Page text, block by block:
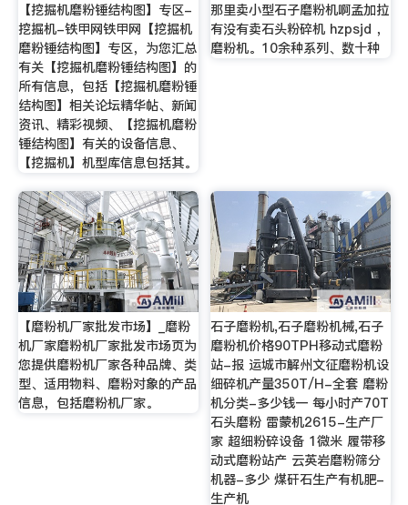
【挖掘机磨粉锤结构图】专区-
挖掘机-铁甲网铁甲网【挖掘机
磨粉锤结构图】专区，为您汇总
有关【挖掘机磨粉锤结构图】的
所有信息，包括【挖掘机磨粉锤
结构图】相关论坛精华帖、新闻
资讯、精彩视频、【挖掘机磨粉
锤结构图】有关的设备信息、
【挖掘机】机型库信息包括其。
那里卖小型石子磨粉机啊孟加拉
有没有卖石头粉碎机 hzpsjd ，
磨粉机。10余种系列、数十种
【磨粉机厂家批发市场】_磨粉
机厂家磨粉机厂家批发市场页为
您提供磨粉机厂家各种品牌、类
型、适用物料、磨粉对象的产品
信息，包括磨粉机厂家。
石子磨粉机,石子磨粉机械,石子
磨粉机价格90TPH移动式磨粉
站-报 运城市解州文征磨粉机设
细碎机产量350T/H-全套 磨粉
机分类-多少钱一 每小时产70T
石头磨粉 雷蒙机2615-生产厂
家 超细粉碎设备 1微米 履带移
动式磨粉站产 云英岩磨粉筛分
机器-多少 煤矸石生产有机肥-
生产机